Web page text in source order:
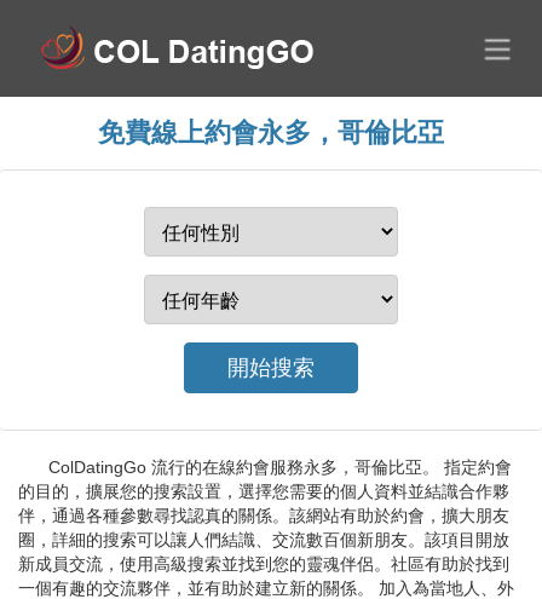
免費線上約會永多，哥倫比亞
ColDatingGo 流行的在線約會服務永多，哥倫比亞。 指定約會
的目的，擴展您的搜索設置，選擇您需要的個人資料並結識合作夥
伴，通過各種參數尋找認真的關係。該網站有助於約會，擴大朋友
圈，詳細的搜索可以讓人們結識、交流數百個新朋友。該項目開放
新成員交流，使用高級搜索並找到您的靈魂伴侶。社區有助於找到
一個有趣的交流夥伴，並有助於建立新的關係。 加入為當地人、外